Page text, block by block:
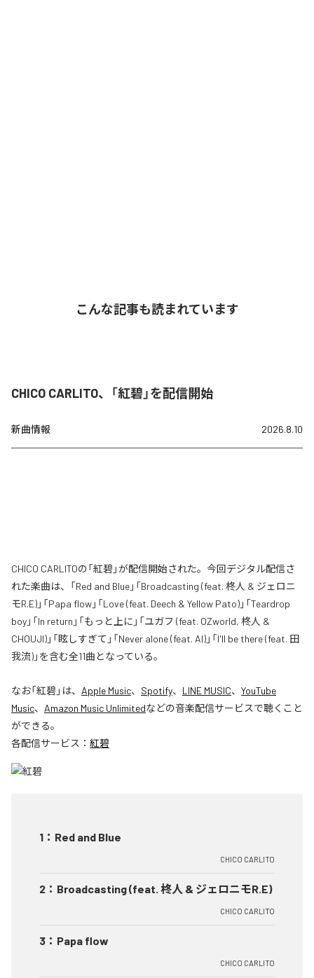
こんな記事も読まれています
CHICO CARLITO、「紅碧」を配信開始
新曲情報 2026.8.10
CHICO CARLITOの「紅碧」が配信開始された。今回デジタル配信さ
れた楽曲は、「Red and Blue」「Broadcasting (feat. 柊人 & ジェロニ
モR.E)」「Papa flow」「Love (feat. Deech & Yellow Pato)」「Teardrop
boy」「In return」「もっと上に」「ユガフ (feat. OZworld, 柊人 &
CHOUJI)」「眩しすぎて」「Never alone (feat. AI)」「I'll be there (feat. 田
我流)」を含む全11曲となっている。
なお「紅碧」は、 Apple Music、 Spotify、 LINE MUSIC、 YouTube
Music、 Amazon Music Unlimitedなどの音楽配信サービスで聴くこと
ができる。
各配信サービス： 紅碧
1 ： Red and Blue
CHICO CARLITO
2 ： Broadcasting (feat. 柊人 & ジェロニモR.E)
CHICO CARLITO
3 ： Papa flow
CHICO CARLITO